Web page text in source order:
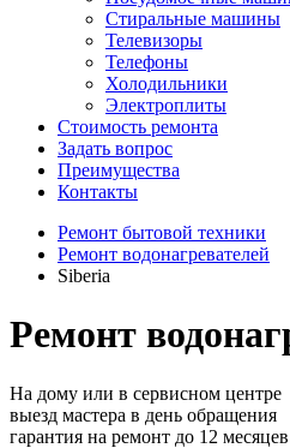
Стиральные машины
Телевизоры
Телефоны
Холодильники
Электроплиты
Стоимость ремонта
Задать вопрос
Преимущества
Контакты
Ремонт бытовой техники
Ремонт водонагревателей
Siberia
Ремонт
На дому или в сервисном центре
выезд мастера в день обращения
гарантия на ремонт до 12 месяцев